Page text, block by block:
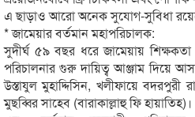
এ ছাড়াও আরো অনেক সুযোগ-সুবিধা
* জামেয়ার বর্তমান মহাপরিচালক:
সুদীর্ঘ ৫৯ বছর ধরে জামেয়ায়
পরিচালনার গুরু দায়িত্ব আঞ্জাম দিয়ে
উস্তাযুল মুহাদ্দিসিন, খলীফায়ে
মুছব্বির সাহেব (বারাকাল্লাহু ফি হায়াতিহ)।